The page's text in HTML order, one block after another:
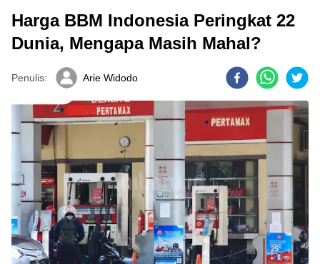
Harga BBM Indonesia Peringkat 22
Dunia, Mengapa Masih Mahal?
Penulis: Arie Widodo